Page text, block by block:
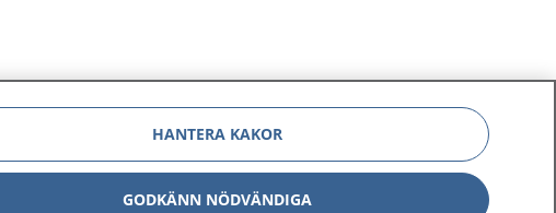
HANTERA KAKOR
GODKÄNN NÖDVÄNDIGA